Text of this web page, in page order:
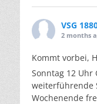
VSG
2 months
Kommt vorbei,
Sonntag 12
weiterführende
Wochenende